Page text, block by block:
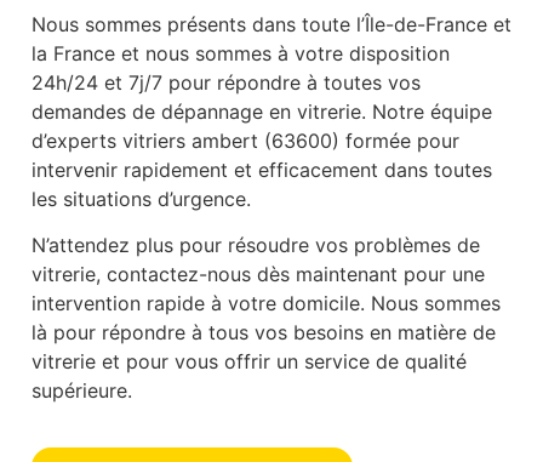
Nous sommes présents dans toute l’Île-de-France et
la France et nous sommes à votre disposition
24h/24 et 7j/7 pour répondre à toutes vos
demandes de dépannage en vitrerie. Notre équipe
d’experts vitriers ambert (63600) formée pour
intervenir rapidement et efficacement dans toutes
les situations d’urgence.
N’attendez plus pour résoudre vos problèmes de
vitrerie, contactez-nous dès maintenant pour une
intervention rapide à votre domicile. Nous sommes
là pour répondre à tous vos besoins en matière de
vitrerie et pour vous offrir un service de qualité
supérieure.